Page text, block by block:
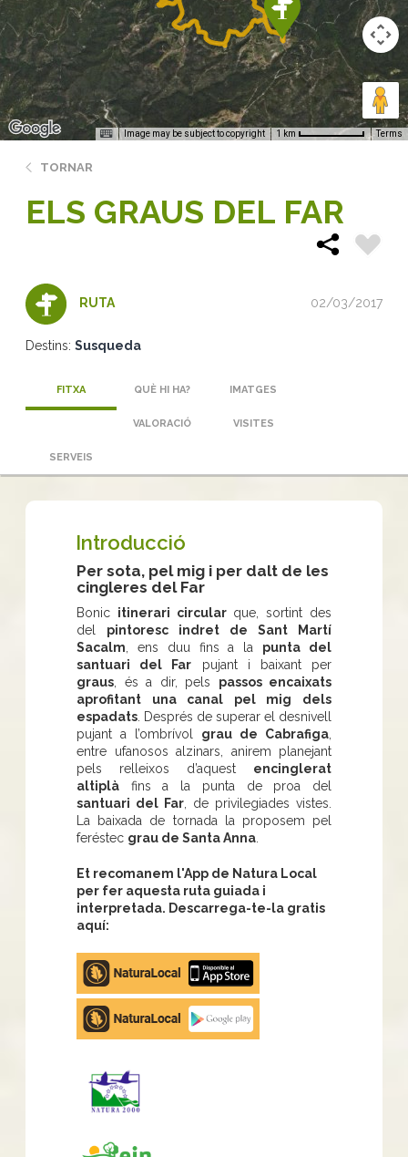
Image may be subject to copyright 1 km Terms
TORNAR
ELS GRAUS DEL FAR
RUTA 02/03/2017
Destins: Susqueda
FITXA QUÈ HI HA? IMATGES
VALORACIÓ VISITES
SERVEIS
Introducció
Per sota, pel mig i per dalt de les
cingleres del Far
Bonic itinerari circularque, sortint des
del pintoresc indret de Sant Martí
Sacalm , ens duu fins a la punta del
santuari del Far pujant i baixant per
graus , és a dir, pels passos encaixats
aprofitant una canal pel mig dels
espadats . Després de superar el desnivell
pujant a l’ombrívol grau de Cabrafiga
entre ufanosos alzinars, anirem planejant
pels relleixos d’aquest encinglerat
altiplà fins a la punta de proa del
santuari del Far , de privilegiades vistes.
La baixada de tornada la proposem pel
feréstec grau de Santa Anna
Et recomanem l'App de Natura Local
per fer aquesta ruta guiada i
interpretada. Descarrega-te-la gratis
aquí:
Apple
store
Google
Play